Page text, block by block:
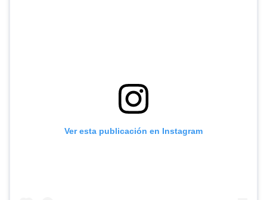
Ver esta publicación en Instagram